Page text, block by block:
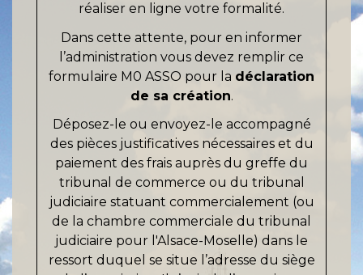
réaliser en ligne votre formalité.
Dans cette attente, pour en informer
l’administration vous devez remplir ce
formulaire M0 ASSO pour la déclaration
de sa création.
Déposez-le ou envoyez-le accompagné
des pièces justificatives nécessaires et du
paiement des frais auprès du greffe du
tribunal de commerce ou du tribunal
judiciaire statuant commercialement (ou
de la chambre commerciale du tribunal
judiciaire pour l'Alsace-Moselle) dans le
ressort duquel se situe l’adresse du siège